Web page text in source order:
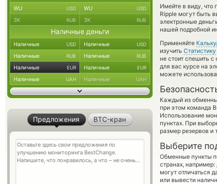
Имейте в виду, что
Ripple могут быть
электронные
нашей подробной
Применяйте
изучить Статистику
не стоит спешить
для вас курсе на
можете
Каждый из
при этом команда
Использование
пунктах. При
размер резервов и
Выберите
Обменные пункты
странах, например:
могут отличаться
или вывести
WU USD WU USD
ЗК RUB ЗК RUB
Наличные деньги
Наличные USD Наличные USD
Наличные RUB Наличные RUB
Наличные EUR Наличные EUR
Наличные UAH Наличные UAH
Предложения BTC-кран